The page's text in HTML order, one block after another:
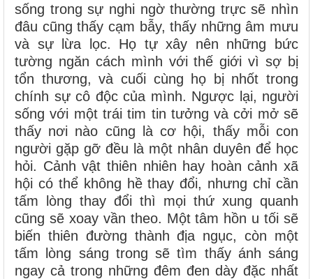
sống trong sự nghi ngờ thường trực sẽ nhìn
đâu cũng thấy cạm bẫy, thấy những âm mưu
và sự lừa lọc. Họ tự xây nên những bức
tường ngăn cách mình với thế giới vì sợ bị
tổn thương, và cuối cùng họ bị nhốt trong
chính sự cô độc của mình. Ngược lại, người
sống với một trái tim tin tưởng và cởi mở sẽ
thấy nơi nào cũng là cơ hội, thấy mỗi con
người gặp gỡ đều là một nhân duyên để học
hỏi. Cảnh vật thiên nhiên hay hoàn cảnh xã
hội có thể không hề thay đổi, nhưng chỉ cần
tấm lòng thay đổi thì mọi thứ xung quanh
cũng sẽ xoay vần theo. Một tâm hồn u tối sẽ
biến thiên đường thành địa ngục, còn một
tấm lòng sáng trong sẽ tìm thấy ánh sáng
ngay cả trong những đêm đen dày đặc nhất